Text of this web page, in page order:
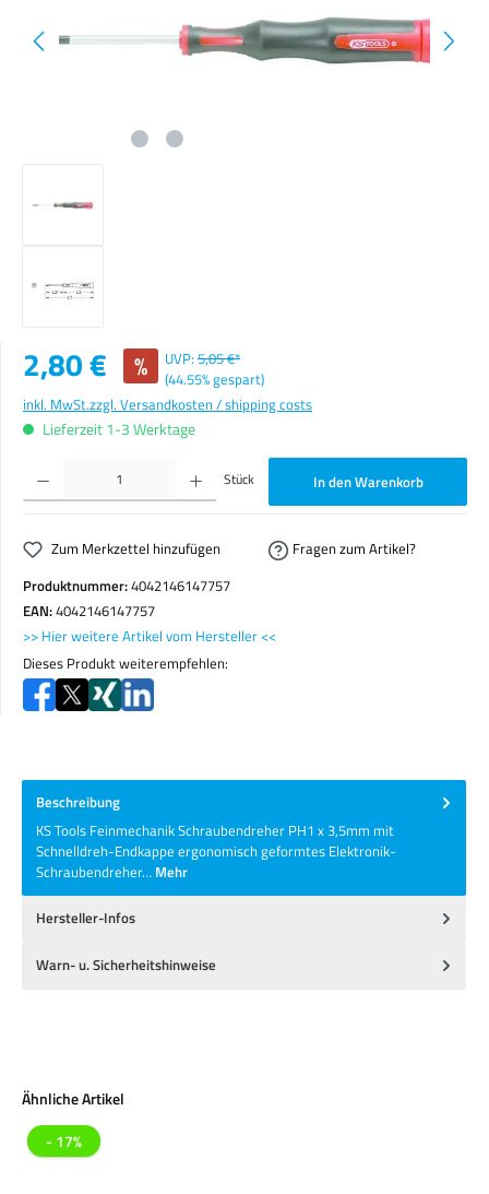
Verkaufspreis:
2,80 € % UVP: 5,05 €*
(44.55% gespart)
inkl. MwSt.zzgl. Versandkosten / shipping costs
Lieferzeit 1-3 Werktage
Produkt Anzahl: Gib den gewünschten Wert ein oder benutze die Schaltflächen um die Anzahl zu
Stück In den Warenkorb
Zum Merkzettel hinzufügen
Fragen zum Artikel?
Produktnummer:4042146147757
EAN:4042146147757
>> Hier weitere Artikel vom Hersteller <<
Dieses Produkt weiterempfehlen:
Beschreibung
KS Tools Feinmechanik Schraubendreher PH1 x 3,5mm mit
Schnelldreh-Endkappe ergonomisch geformtes Elektronik-
Schraubendreher… Mehr
Hersteller-Infos
Warn- u. Sicherheitshinweise
Produktgalerie überspringen
Ähnliche Artikel
- 17%